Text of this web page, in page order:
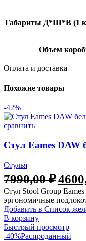
Габариты Д*Ш*В (1
Объем
Оплата и доставка
Похожие товары
-42%
сравнить
Стул Eames DAW
Стулья
7990,00₽
Стул Stool Group
эргономичные
Добавить в Список
В корзину
Быстрый просмотр
-40%Распроданный